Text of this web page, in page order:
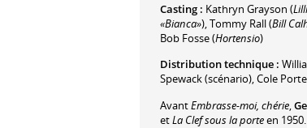
Casting : Kathryn Grayson (
«Bianca»),Tommy Rall(Bill
Bob Fosse(Hortensio)
Distribution technique :
Spewack(scénario),Cole
AvantEmbrasse-moi, chérie,
etLa Clef sous la porteen 1950.